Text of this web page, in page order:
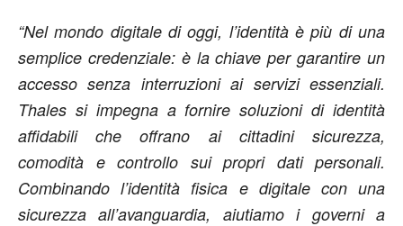
“Nel mondo digitale di oggi, l’identità è più di una
semplice credenziale: è la chiave per garantire un
accesso senza interruzioni ai servizi essenziali.
Thales si impegna a fornire soluzioni di identità
affidabili che offrano ai cittadini sicurezza,
comodità e controllo sui propri dati personali.
Combinando l’identità fisica e digitale con una
sicurezza all’avanguardia, aiutiamo i governi a